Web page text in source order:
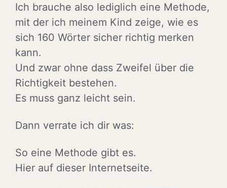
Ich brauche also lediglich eine Methode,
mit der ich meinem Kind zeige, wie es
sich 160 Wörter sicher richtig merken
kann.
Und zwar ohne dass Zweifel über die
Richtigkeit bestehen.
Es muss ganz leicht sein.
Dann verrate ich dir was:
So eine Methode gibt es.
Hier auf dieser Internetseite.